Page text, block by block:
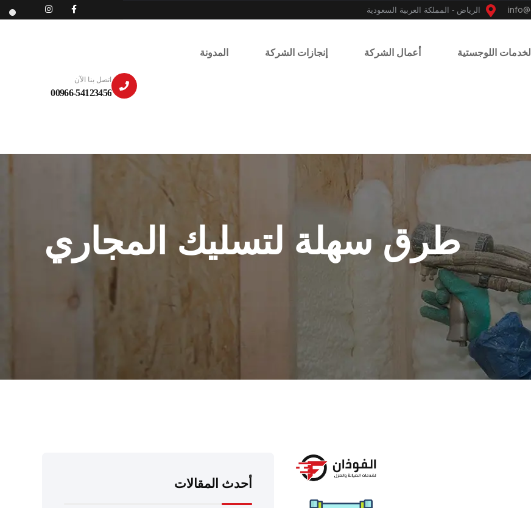
الرياض - المملكة العربية السعودية
الخدمات اللوجستية أعمال الشركة إنجازات الشركة المدونة
اتصل بنا الآن
00966-54123456
طرق سهلة لتسليك المجاري
أحدث المقالات